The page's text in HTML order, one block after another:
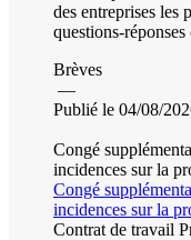
des entreprises les
questions-réponses
Brèves
—
Publié le 04/08/
Congé
incidences sur la
Congé
incidences sur la
Contrat de travail